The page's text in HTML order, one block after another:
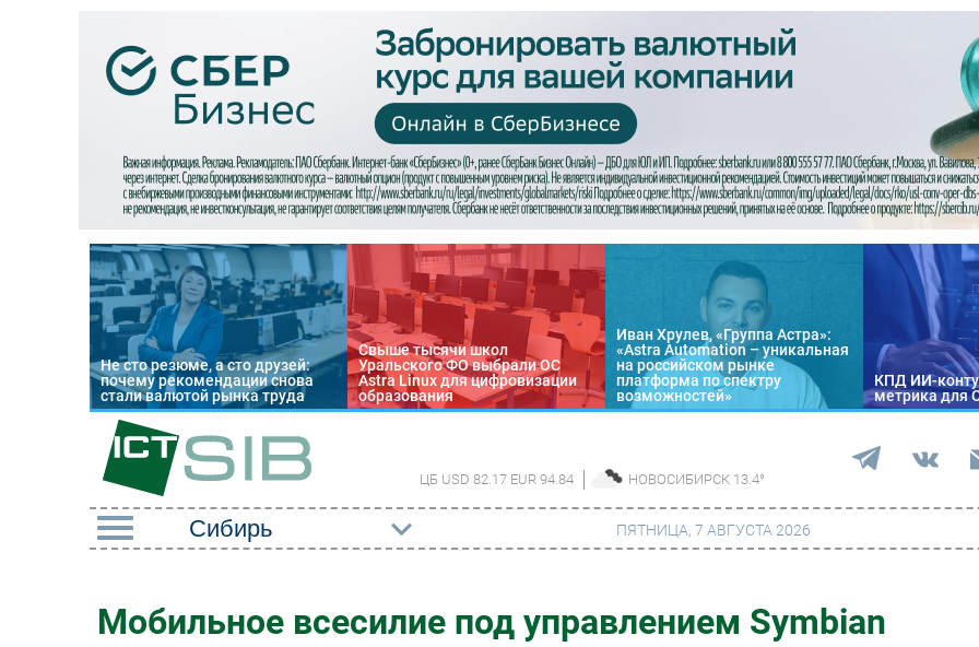
Не сто резюме, а сто друзей:
почему рекомендации снова
стали валютой рынка труда
Свыше тысячи школ
Уральского ФО выбрали ОС
Astra Linux для цифровизации
образования
Иван Хрулев, «Группа Астра»:
«Astra Automation – уникальная
на российском рынке
платформа по спектру
возможностей»
КПД ИИ-
метрика для
ЦБ USD 82.17 EUR 94.84 НОВОСИБИРСК 13.4°
Импорто­замещение
Маркетинг
Финансы
ПЯТНИЦА, 7 АВГУСТА 2026
Мобильное всесилие под управлением Symbian